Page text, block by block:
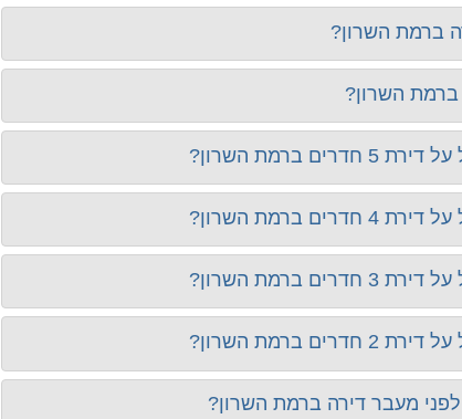
ברמת השרון?
השרון?
ברמת השרון?
ברמת השרון?
ברמת השרון?
ברמת השרון?
לפני מעבר דירה ברמת השרון?